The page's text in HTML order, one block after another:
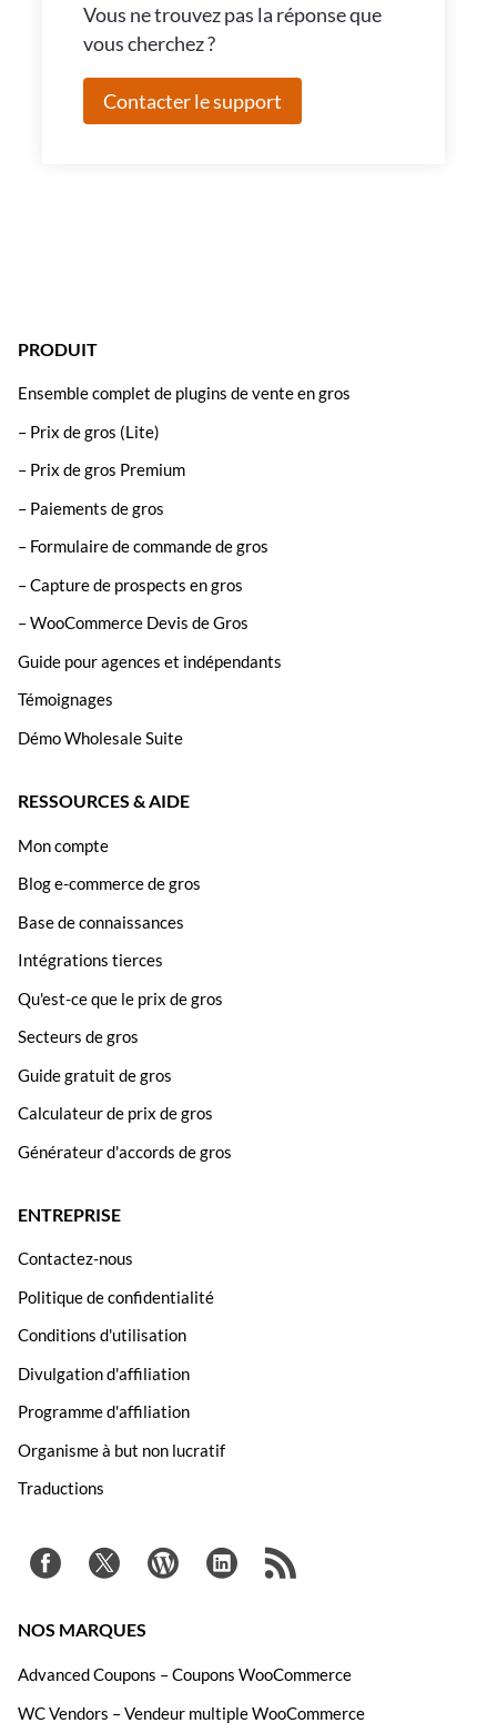
Vous ne trouvez pas la réponse que
vous cherchez ?
Contacter le support
PRODUIT
Ensemble complet de plugins de vente en gros
– Prix de gros (Lite)
– Prix de gros Premium
– Paiements de gros
– Formulaire de commande de gros
– Capture de prospects en gros
– WooCommerce Devis de Gros
Guide pour agences et indépendants
Témoignages
Démo Wholesale Suite
RESSOURCES & AIDE
Mon compte
Blog e-commerce de gros
Base de connaissances
Intégrations tierces
Qu'est-ce que le prix de gros
Secteurs de gros
Guide gratuit de gros
Calculateur de prix de gros
Générateur d'accords de gros
ENTREPRISE
Contactez-nous
Politique de confidentialité
Conditions d'utilisation
Divulgation d'affiliation
Programme d'affiliation
Organisme à but non lucratif
Traductions
NOS MARQUES
Advanced Coupons – Coupons WooCommerce
WC Vendors – Vendeur multiple WooCommerce